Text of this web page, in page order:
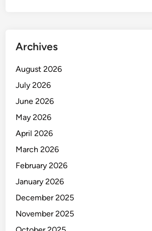
Archives
August 2026
July 2026
June 2026
May 2026
April 2026
March 2026
February 2026
January 2026
December 2025
November 2025